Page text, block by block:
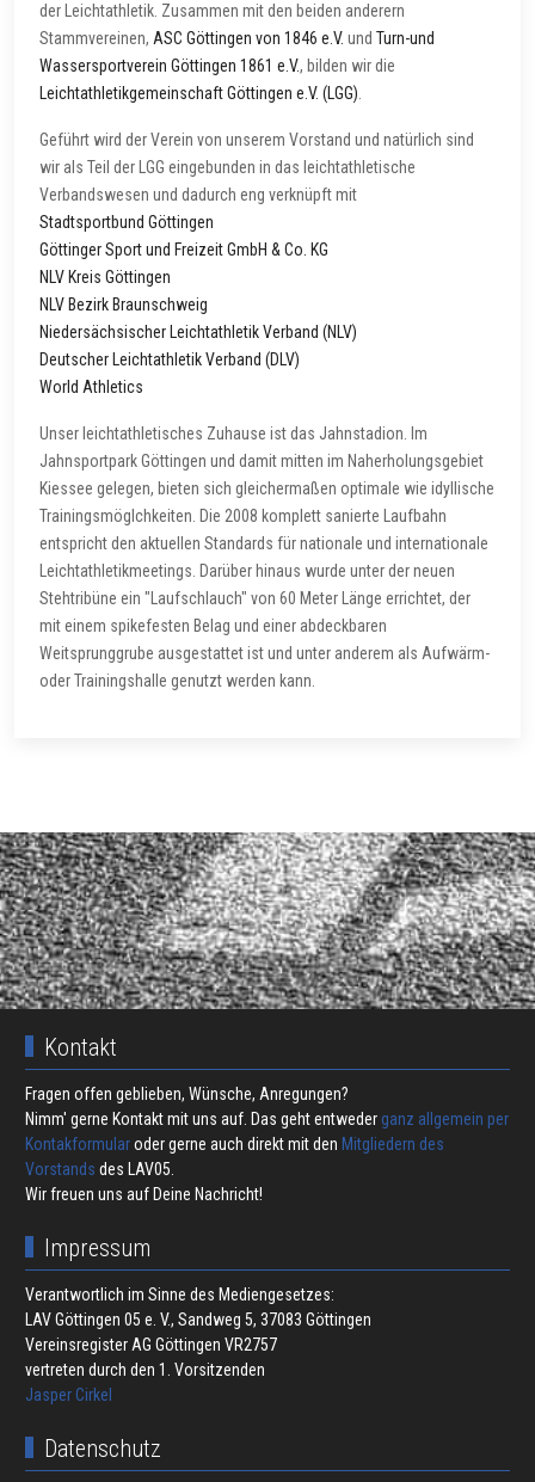
der Leichtathletik. Zusammen mit den beiden anderern
Stammvereinen,ASC Göttingen von 1846 e.V. undTurn-und
Wassersportverein Göttingen 1861 e.V., bilden wir die
Leichtathletikgemeinschaft Göttingen e.V. (LGG).
Geführt wird der Verein von unserem Vorstand und natürlich sind
wir als Teil der LGG eingebunden in das leichtathletische
Verbandswesen und dadurch eng verknüpft mit
Stadtsportbund Göttingen
Göttinger Sport und Freizeit GmbH & Co. KG
NLV Kreis Göttingen
NLV Bezirk Braunschweig
Niedersächsischer Leichtathletik Verband (NLV)
Deutscher Leichtathletik Verband (DLV)
World Athletics
Unser leichtathletisches Zuhause ist das Jahnstadion. Im
Jahnsportpark Göttingen und damit mitten im Naherholungsgebiet
Kiessee gelegen, bieten sich gleichermaßen optimale wie idyllische
Trainingsmöglchkeiten. Die 2008 komplett sanierte Laufbahn
entspricht den aktuellen Standards für nationale und internationale
Leichtathletikmeetings. Darüber hinaus wurde unter der neuen
Stehtribüne ein "Laufschlauch" von 60 Meter Länge errichtet, der
mit einem spikefesten Belag und einer abdeckbaren
Weitsprunggrube ausgestattet ist und unter anderem als Aufwärm-
oder Trainingshalle genutzt werden kann.
Kontakt
Fragen offen geblieben, Wünsche, Anregungen?
Nimm' gerne Kontakt mit uns auf. Das geht entweder ganz allgemein per
Kontakformularoder gerne auch direkt mit den Mitgliedern des
Vorstands des LAV05.
Wir freuen uns auf Deine Nachricht!
Impressum
Verantwortlich im Sinne des Mediengesetzes:
LAV Göttingen 05 e. V., Sandweg 5, 37083 Göttingen
Vereinsregister AG Göttingen VR2757
vertreten durch den 1. Vorsitzenden
Jasper Cirkel
Datenschutz